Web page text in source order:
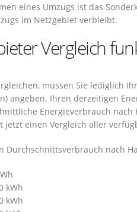
eines Umzugs ist das
im Netzgebiet verbleibt.
Vergleich
müssen Sie lediglich
angeben. Ihren derzeitigen
Energieverbrauch
jetzt einen Vergleich aller
Durchschnittsverbrauch nach
kWh
kWh